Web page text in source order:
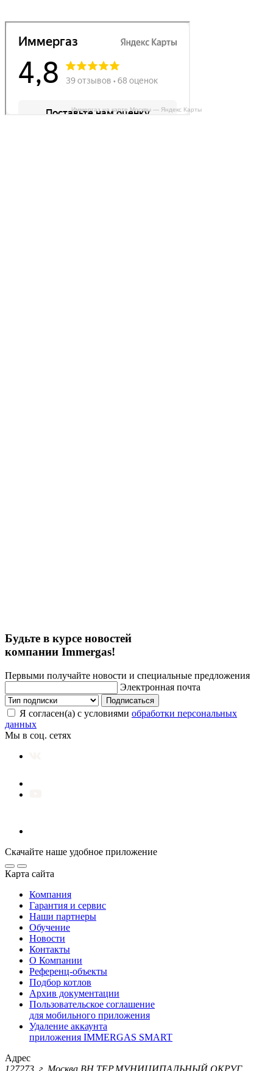
Иммергаз на карте Москвы — Яндекс Карты
Будьте в курсе новостей
компании Immergas!
Первыми получайте новости и специальные предложения
Электронная почта
Подписаться
Я согласен(а) с условиями обработки персональных
данных
Мы в соц. сетях
Скачайте наше удобное приложение
Карта сайта
Компания
Гарантия и сервис
Наши партнеры
Обучение
Новости
Контакты
О Компании
Референц-объекты
Подбор котлов
Архив документации
Пользовательское соглашение
для мобильного приложения
Удаление аккаунта
приложения IMMERGAS SMART
Адрес
127273, г. Москва ВН.ТЕР.МУНИЦИПАЛЬНЫЙ ОКРУГ